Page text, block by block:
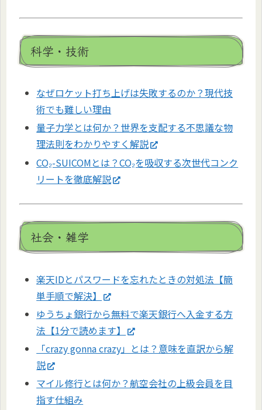
科学・技術
なぜロケット打ち上げは失敗するのか？現代技
術でも難しい理由
量子力学とは何か？世界を支配する不思議な物
理法則をわかりやすく解説
CO₂-SUICOMとは？CO₂を吸収する次世代コンク
リートを徹底解説
社会・雑学
楽天IDとパスワードを忘れたときの対処法【簡
単手順で解決】
ゆうちょ銀行から無料で楽天銀行へ入金する方
法【1分で読めます】
「crazy gonna crazy」とは？意味を直訳から解
説
マイル修行とは何か？航空会社の上級会員を目
指す仕組み